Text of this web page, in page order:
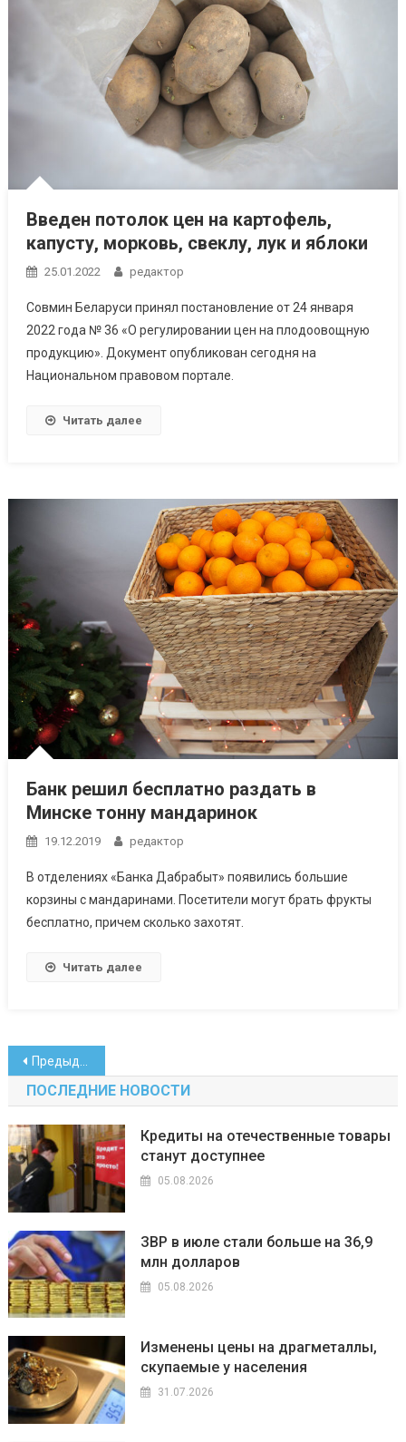
Введен потолок цен на картофель,
капусту, морковь, свеклу, лук и яблоки
25.01.2022 редактор
Совмин Беларуси принял постановление от 24 января
2022 года № 36 «О регулировании цен на плодоовощную
продукцию». Документ опубликован сегодня на
Национальном правовом портале.
Читать далее
Банк решил бесплатно раздать в
Минске тонну мандаринок
19.12.2019 редактор
В отделениях «Банка Дабрабыт» появились большие
корзины с мандаринами. Посетители могут брать фрукты
бесплатно, причем сколько захотят.
Читать далее
Навигация
по
записям
Предыдущие записи
ПОСЛЕДНИЕ НОВОСТИ
Кредиты на отечественные товары
станут доступнее
05.08.2026
ЗВР в июле стали больше на 36,9
млн долларов
05.08.2026
Изменены цены на драгметаллы,
скупаемые у населения
31.07.2026